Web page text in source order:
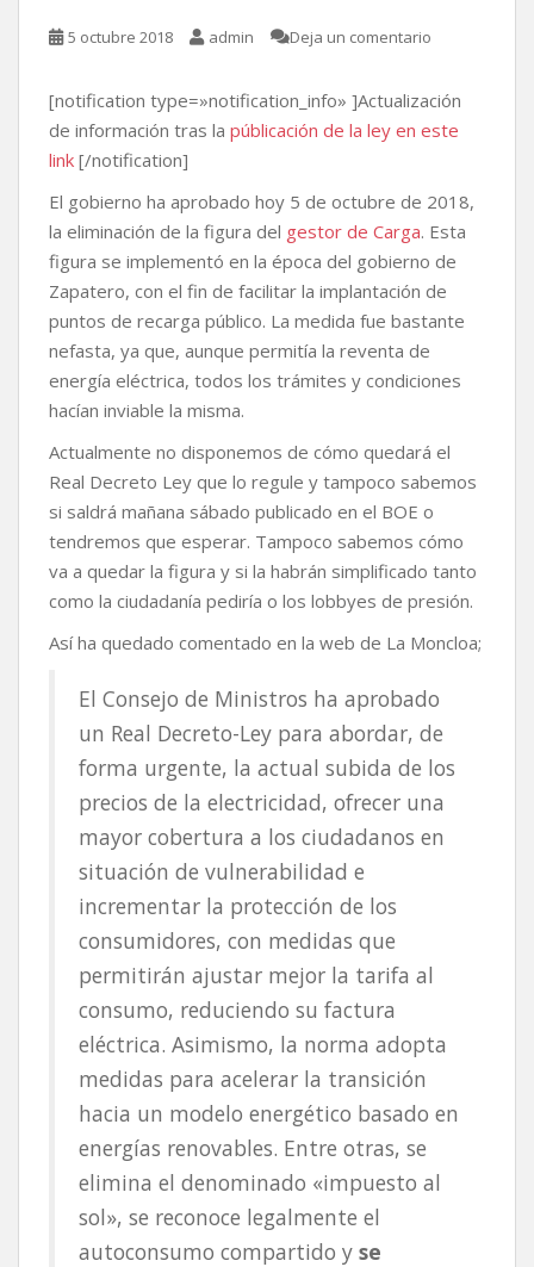
5 octubre 2018 admin Deja un comentario
[notification type=»notification_info» ]Actualización
de información tras la públicación de la ley en este
link [/notification]
El gobierno ha aprobado hoy 5 de octubre de 2018,
la eliminación de la figura del gestor de Carga. Esta
figura se implementó en la época del gobierno de
Zapatero, con el fin de facilitar la implantación de
puntos de recarga público. La medida fue bastante
nefasta, ya que, aunque permitía la reventa de
energía eléctrica, todos los trámites y condiciones
hacían inviable la misma.
Actualmente no disponemos de cómo quedará el
Real Decreto Ley que lo regule y tampoco sabemos
si saldrá mañana sábado publicado en el BOE o
tendremos que esperar. Tampoco sabemos cómo
va a quedar la figura y si la habrán simplificado tanto
como la ciudadanía pediría o los lobbyes de presión.
Así ha quedado comentado en la web de La Moncloa;
El Consejo de Ministros ha aprobado
un Real Decreto-Ley para abordar, de
forma urgente, la actual subida de los
precios de la electricidad, ofrecer una
mayor cobertura a los ciudadanos en
situación de vulnerabilidad e
incrementar la protección de los
consumidores, con medidas que
permitirán ajustar mejor la tarifa al
consumo, reduciendo su factura
eléctrica. Asimismo, la norma adopta
medidas para acelerar la transición
hacia un modelo energético basado en
energías renovables. Entre otras, se
elimina el denominado «impuesto al
sol», se reconoce legalmente el
autoconsumo compartido y se